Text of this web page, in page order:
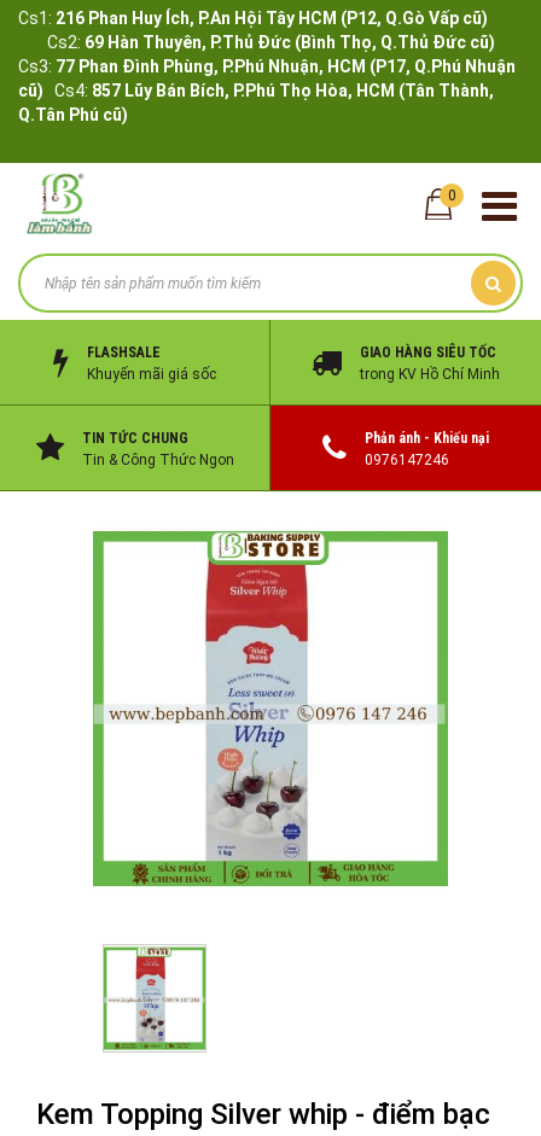
Cs1: 216 Phan Huy Ích, P.An Hội Tây HCM (P12, Q.Gò Vấp cũ)
Cs2: 69 Hàn Thuyên, P.Thủ Đức (Bình Thọ, Q.Thủ Đức cũ)
Cs3: 77 Phan Đình Phùng, P.Phú Nhuận, HCM (P17, Q.Phú Nhuận
cũ) Cs4: 857 Lũy Bán Bích, P.Phú Thọ Hòa, HCM (Tân Thành,
Q.Tân Phú cũ)
0
FLASHSALE
Khuyến mãi giá sốc
GIAO HÀNG SIÊU TỐC
trong KV Hồ Chí Minh
TIN TỨC CHUNG
Tin & Công Thức Ngon
Phản ánh - Khiếu nại
0976147246
Kem Topping Silver whip - điểm bạc